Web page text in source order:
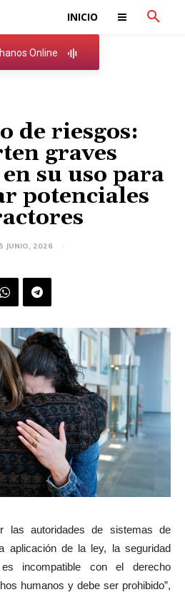
INICIO
Online
de riesgos:
graves
su uso para
potenciales
JUNIO, 2026
las autoridades de sistemas de
aplicación de la ley, la seguridad
incompatible con el derecho
humanos y debe ser prohibido”,